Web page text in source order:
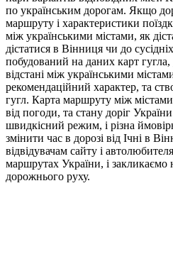
по українським дорогам. Якщо
маршруту і характеристики
між українськими містами, як
дістатися в Вінниця чи до
побудований на даних карт гугла,
відстані між українськими
рекомендаційний характер, та
гугл. Карта маршруту між
від погоди, та стану доріг
швидкісний режим, і різна
змінити час в дорозі від Ічні в
відвідувачам сайту і
маршрутах України, і
дорожнього руху.